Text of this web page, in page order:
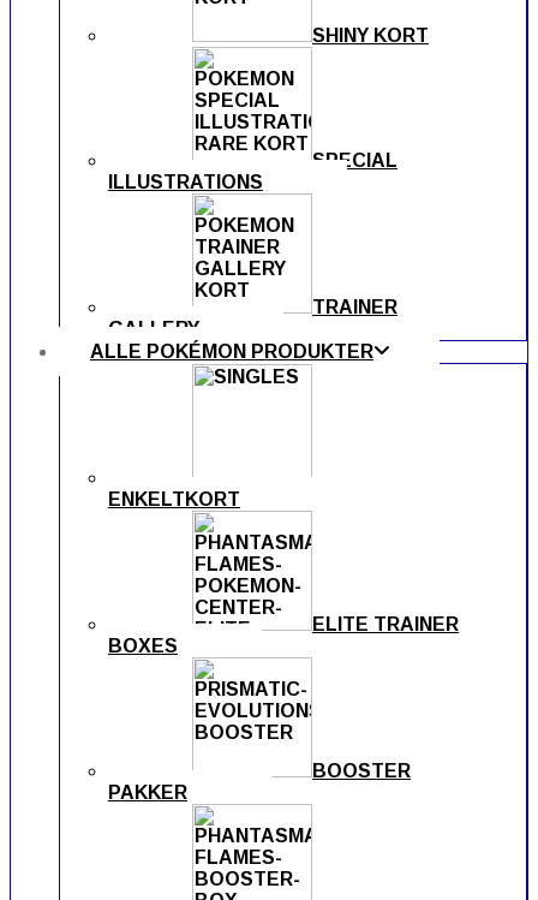
SHINY KORT
SPECIAL
ILLUSTRATIONS
TRAINER
GALLERY
ALLE POKÉMON PRODUKTER
ENKELTKORT
ELITE TRAINER
BOXES
BOOSTER
PAKKER